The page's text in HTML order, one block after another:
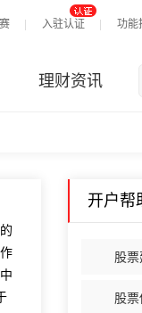
入驻认证 功能
理财资讯
开户帮
股
股